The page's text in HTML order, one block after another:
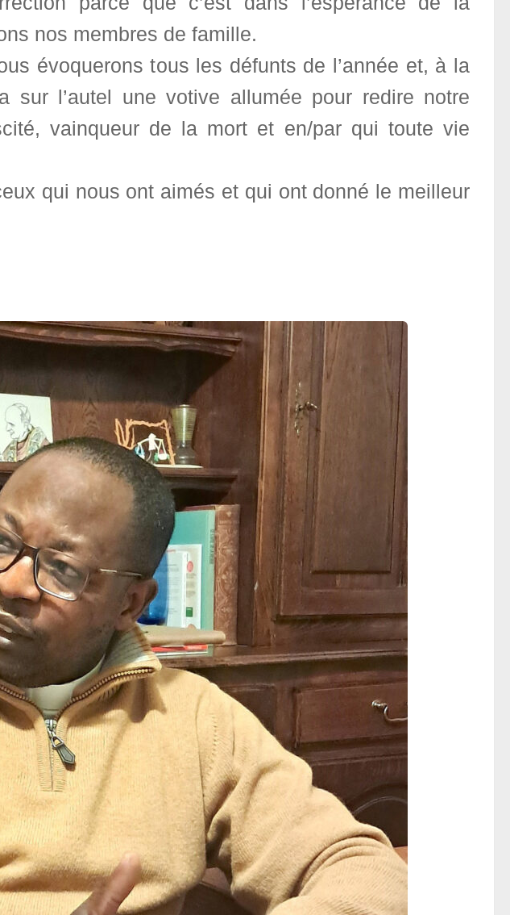
nos membres de famille.
évoquerons tous les défunts de l’année et, à la
sur l’autel une votive allumée pour redire notre
vainqueur de la mort et en/par qui toute vie
qui nous ont aimés et qui ont donné le meilleur